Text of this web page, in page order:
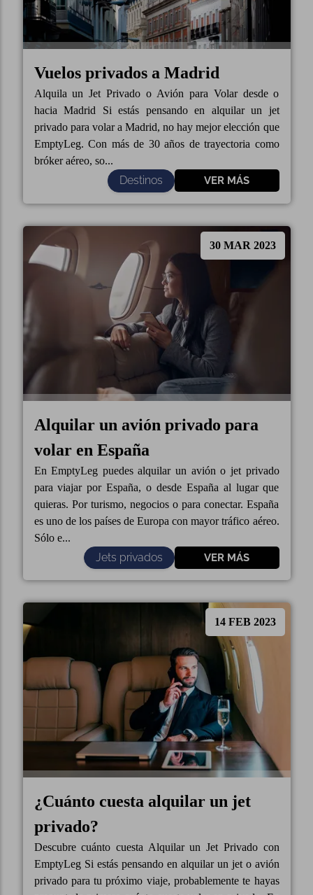
Vuelos privados a Madrid
Alquila un Jet Privado o Avión para Volar desde o
hacia Madrid Si estás pensando en alquilar un jet
privado para volar a Madrid, no hay mejor elección que
EmptyLeg. Con más de 30 años de trayectoria como
bróker aéreo, so...
Destinos VER MÁS
30 MAR 2023
Alquilar un avión privado para
volar en España
En EmptyLeg puedes alquilar un avión o jet privado
para viajar por España, o desde España al lugar que
quieras. Por turismo, negocios o para conectar. España
es uno de los países de Europa con mayor tráfico aéreo.
Sólo e...
Jets privados VER MÁS
14 FEB 2023
¿Cuánto cuesta alquilar un jet
privado?
Descubre cuánto cuesta Alquilar un Jet Privado con
EmptyLeg Si estás pensando en alquilar un jet o avión
privado para tu próximo viaje, probablemente te hayas